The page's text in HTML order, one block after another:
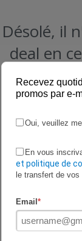
Désolé, il
deal en
Promo
Lidl
Recevez
promos par e-
Oui, veuillez
En vous
et politique de
le transfert de
Email *